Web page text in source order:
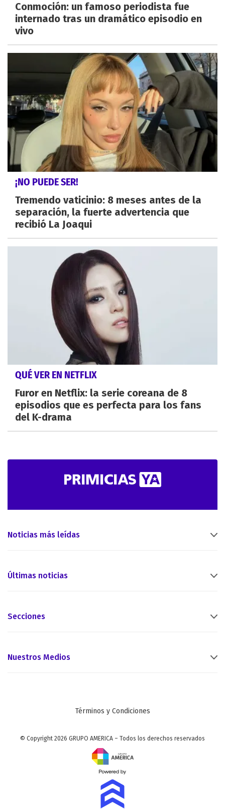
Conmoción: un famoso periodista fue
internado tras un dramático episodio en
vivo
¡NO PUEDE SER!
Tremendo vaticinio: 8 meses antes de la
separación, la fuerte advertencia que
recibió La Joaqui
QUÉ VER EN NETFLIX
Furor en Netflix: la serie coreana de 8
episodios que es perfecta para los fans
del K-drama
Noticias más leídas
Últimas noticias
Secciones
Nuestros Medios
Términos y Condiciones
© Copyright 2026 GRUPO AMERICA – Todos los derechos reservados